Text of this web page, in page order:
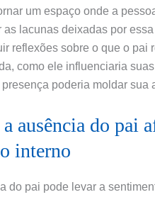
um espaço onde a
as lacunas deixadas por
reflexões sobre o que o pai
como ele influenciaria
poderia moldar sua
ausência do pai
interno
do pai pode levar a